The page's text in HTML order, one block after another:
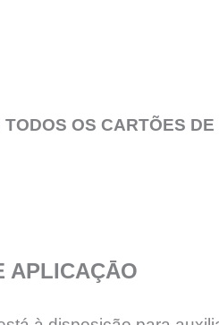
OS CARTÕES
APLICAÇĀO